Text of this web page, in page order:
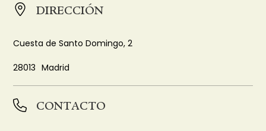
DIRECCIÓN
Cuesta de Santo Domingo, 2
28013 Madrid
CONTACTO